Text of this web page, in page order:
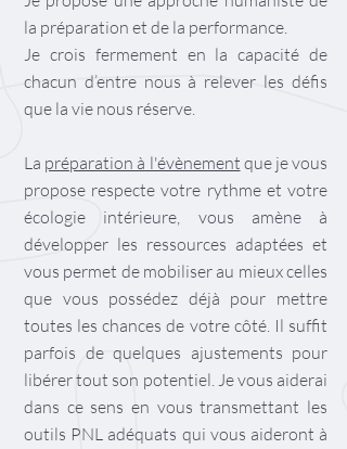
la préparation et de la performance.
Je crois fermement en la capacité de
chacun d’entre nous à relever les défis
que la vie nous réserve.
La préparation à l'évènement que je vous
propose respecte votre rythme et votre
écologie intérieure, vous amène à
développer les ressources adaptées et
vous permet de mobiliser au mieux celles
que vous possédez déjà pour mettre
toutes les chances de votre côté. Il suffit
parfois de quelques ajustements pour
libérer tout son potentiel. Je vous aiderai
dans ce sens en vous transmettant les
outils PNL adéquats qui vous aideront à